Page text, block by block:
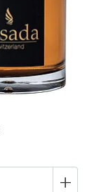
+